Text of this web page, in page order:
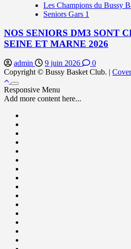
Les Champions du Bussy
Seniors Gars 1
NOS SENIORS DM3 SONT
SEINE ET MARNE 2026
admin 9 juin 2026
0
Copyright © Bussy Basket Club. |
Responsive Menu
Add more content here...